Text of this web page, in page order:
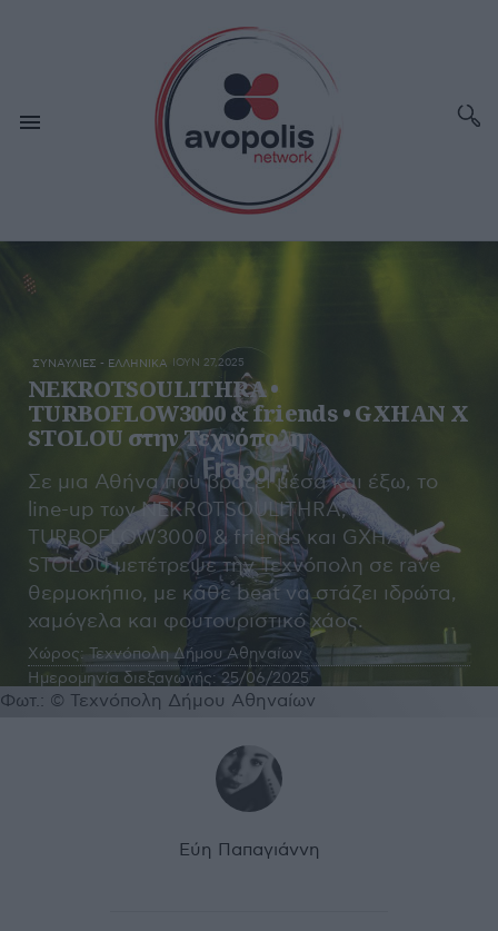
ΣΥΝΑΥΛΙΕΣ - ΕΛΛΗΝΙΚΑ ΙΟΥΝ 27,2025
NEKROTSOULITHRA •
TURBOFLOW3000 & friends • GXHAN X
STOLOU στην Τεχνόπολη
Σε μια Αθήνα που βράζει μέσα και έξω, το
line-up των NEKROTSOULITHRA,
TURBOFLOW3000 & friends και GXHAN X
STOLOU μετέτρεψε την Τεχνόπολη σε rave
θερμοκήπιο, με κάθε beat να στάζει ιδρώτα,
χαμόγελα και φουτουριστικό χάος.
Χώρος: Τεχνόπολη Δήμου Αθηναίων
Ημερομηνία διεξαγωγής: 25/06/2025
Φωτ.: © Τεχνόπολη Δήμου Αθηναίων
Εύη Παπαγιάννη